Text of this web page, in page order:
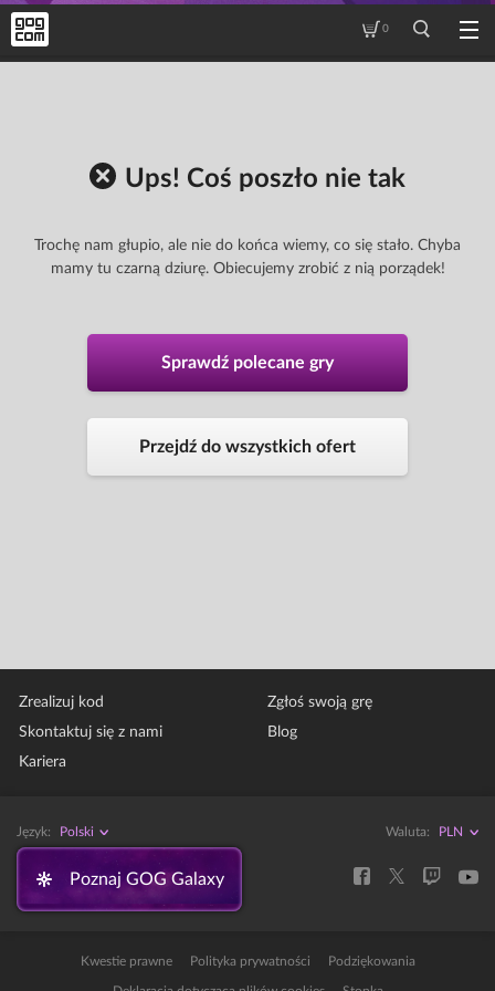
0
Ups! Coś poszło nie tak
Trochę nam głupio, ale nie do końca wiemy, co się stało. Chyba
mamy tu czarną dziurę. Obiecujemy zrobić z nią porządek!
Sprawdź polecane gry
Przejdź do wszystkich ofert
Zrealizuj kod
Skontaktuj się z nami
Kariera
Zgłoś swoją grę
Blog
Język: Polski Waluta:
Poznaj GOG Galaxy
Kwestie prawne Polityka prywatności Podziękowania